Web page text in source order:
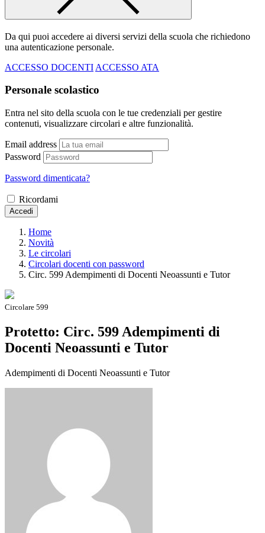
Da qui puoi accedere ai diversi servizi della scuola che richiedono
una autenticazione personale.
ACCESSO DOCENTI ACCESSO ATA
Personale scolastico
Entra nel sito della scuola con le tue credenziali per gestire
contenuti, visualizzare circolari e altre funzionalità.
Email address
Password
Password dimenticata?
Ricordami
Accedi
Home
Novità
Le circolari
Circolari docenti con password
Circ. 599 Adempimenti di Docenti Neoassunti e Tutor
Circolare 599
Protetto: Circ. 599 Adempimenti di
Docenti Neoassunti e Tutor
Adempimenti di Docenti Neoassunti e Tutor